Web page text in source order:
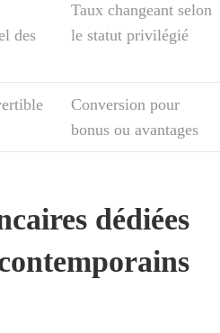
des
Taux changeant selon
le statut privilégié
Conversion pour
bonus ou avantages
dédiées